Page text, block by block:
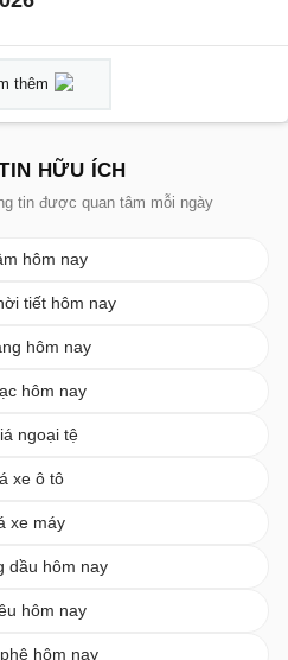
thêm
HỮU ÍCH
tin được quan tâm mỗi ngày
hôm nay
tiết hôm nay
hôm nay
hôm nay
ngoại tệ
xe ô tô
xe máy
dầu hôm nay
hôm nay
hôm nay